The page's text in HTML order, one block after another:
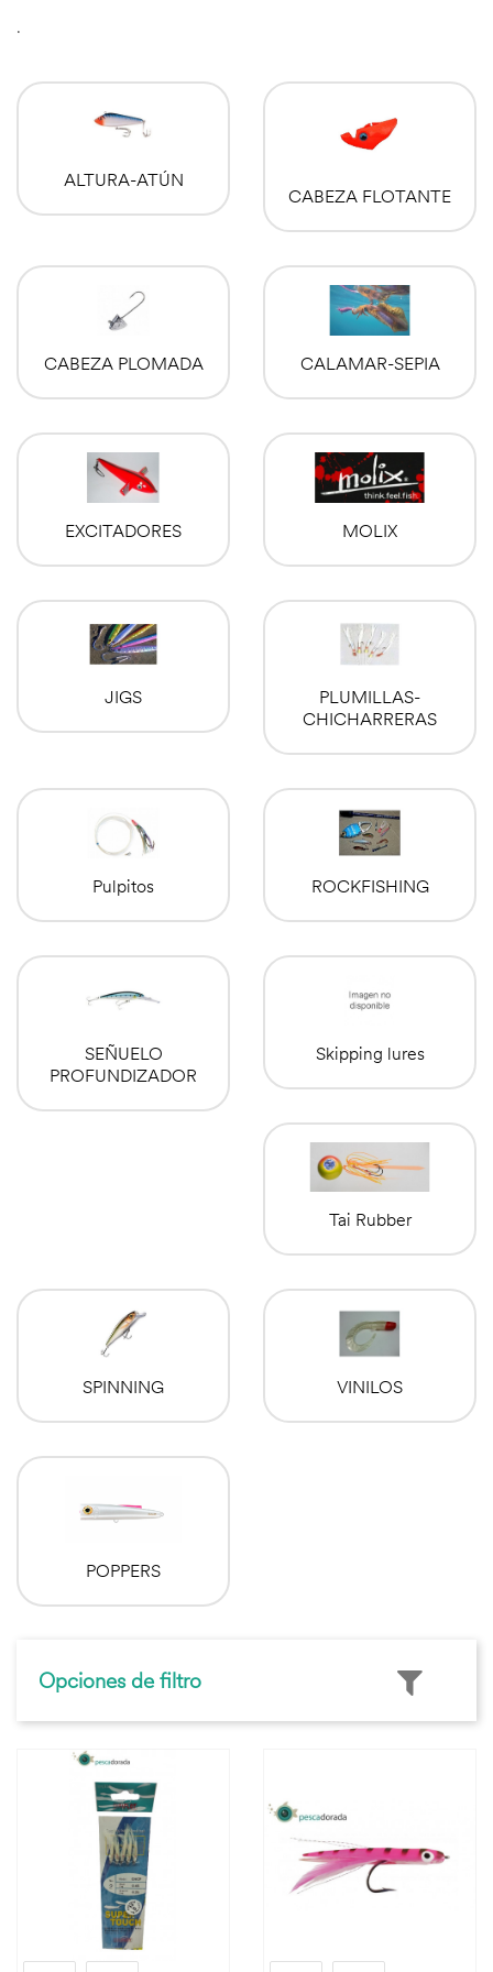
.
ALTURA-ATÚN
CABEZA FLOTANTE
CABEZA PLOMADA CALAMAR-SEPIA
EXCITADORES MOLIX
JIGS
PLUMILLAS-
CHICHARRERAS
Pulpitos ROCKFISHING
SEÑUELO
PROFUNDIZADOR
Skipping lures
Tai Rubber
SPINNING VINILOS
POPPERS
Opciones de filtro